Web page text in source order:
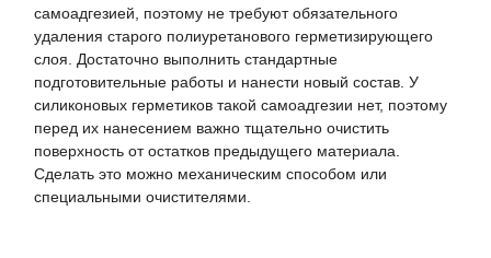
самоадгезией, поэтому не требуют обязательного
удаления старого полиуретанового герметизирующего
слоя. Достаточно выполнить стандартные
подготовительные работы и нанести новый состав. У
силиконовых герметиков такой самоадгезии нет, поэтому
перед их нанесением важно тщательно очистить
поверхность от остатков предыдущего материала.
Сделать это можно механическим способом или
специальными очистителями.